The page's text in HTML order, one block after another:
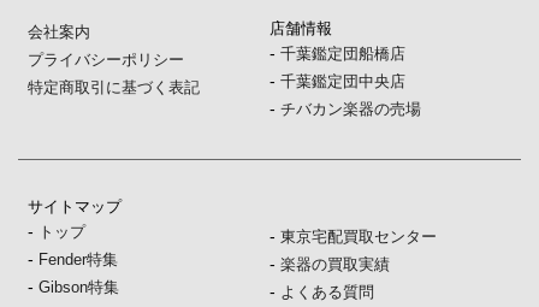
会社案内
プライバシーポリシー
特定商取引に基づく表記
店舗情報
- 千葉鑑定団船橋店
- 千葉鑑定団中央店
- チバカン楽器の売場
サイトマップ
- トップ
- Fender特集
-Gibson特集
- 東京宅配買取センター
- 楽器の買取実績
- よくある質問